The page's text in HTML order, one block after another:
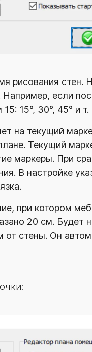
рисования стен.
если
15°, 30°, 45° и т.
на текущий
Текущий
маркеры. При
В настройке
при котором
20 см. Будет
стены. Он